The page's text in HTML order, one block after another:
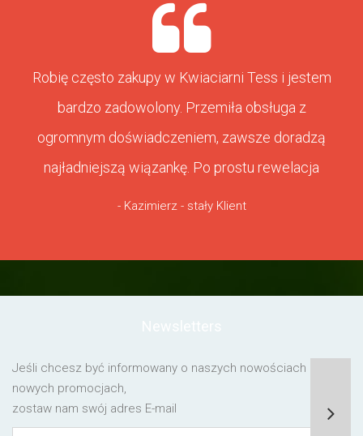
Robię często zakupy w Kwiaciarni Tess i jestem
bardzo zadowolony. Przemiła obsługa z
ogromnym doświadczeniem, zawsze doradzą
najładniejszą wiązankę. Po prostu rewelacja
- Kazimierz - stały Klient
Jeśli chcesz być informowany o naszych nowościach lub o
nowych promocjach,
zostaw nam swój adres E-mail